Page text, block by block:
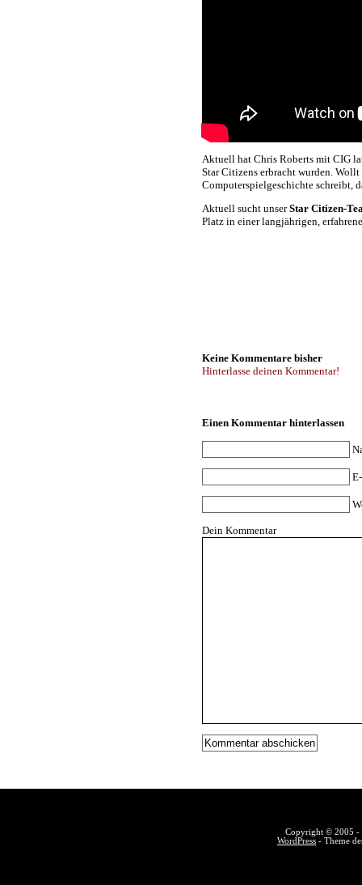
Aktuell hat Chris Roberts mit CIG
Star Citizens erbracht wurden.
Computerspielgeschichte schreibt,
Aktuell sucht unserStar Citizen-
Platz in einer langjährigen,
Keine Kommentare bisher
Hinterlasse deinen Kommentar!
Einen Kommentar hinterlassen
Dein Kommentar
Copyright © 2005 -
WordPress - Theme